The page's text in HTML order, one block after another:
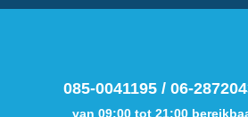
085-0041195/ 06-
van 09:00 tot 21:00